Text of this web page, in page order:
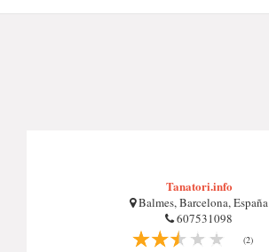
Tanatori.info
Balmes, Barcelona, España
607531098
(2)